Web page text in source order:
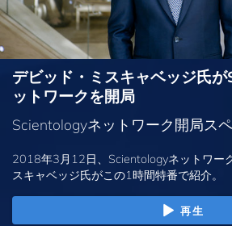
デビッド・ミスキャベッジ氏が
ットワークを開局
Scientologyネットワーク開局ス
2018年3月12日、Scientologyネットワー
スキャベッジ氏がこの1時間特番で紹介。
再生